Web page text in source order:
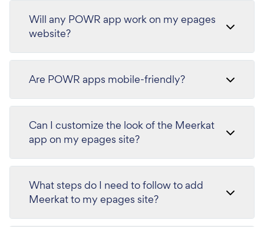
Will any POWR app work on my epages
website?
Are POWR apps mobile-friendly?
Can I customize the look of the Meerkat
app on my epages site?
What steps do I need to follow to add
Meerkat to my epages site?